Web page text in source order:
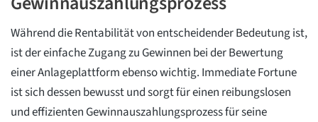
Während die Rentabilität von entscheidender Bedeutung ist,
ist der einfache Zugang zu Gewinnen bei der Bewertung
einer Anlageplattform ebenso wichtig. Immediate Fortune
ist sich dessen bewusst und sorgt für einen reibungslosen
und effizienten Gewinnauszahlungsprozess für seine